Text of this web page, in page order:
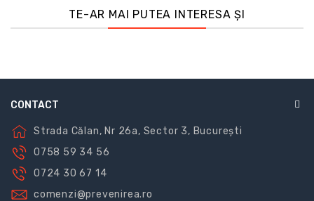
TE-AR MAI PUTEA INTERESA ȘI
CONTACT
Strada Călan, Nr 26a, Sector 3, București
0758 59 34 56
0724 30 67 14
comenzi@prevenirea.ro